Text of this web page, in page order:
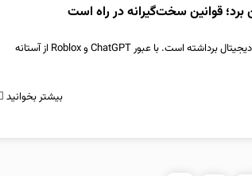
اتحادیه اروپا گام تازه‌ای برای افزایش نظارت بر سرویس‌های دیجیتال برداشته است. با عبور ChatGPT و Roblox از آستانه
بیشتر بخوانید